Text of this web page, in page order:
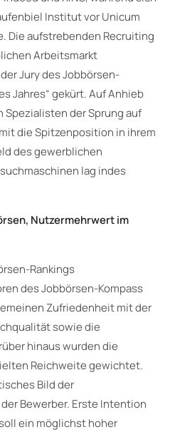
Institut vor Unicum
Die aufstrebenden Recruiting
Arbeitsmarkt
Jury des Jobbörsen-
Jahres“ gekürt. Auf Anhieb
Spezialisten der Sprung auf
die Spitzenposition in ihrem
des gewerblichen
lag indes
Nutzermehrwert im
Rankings
des Jobbörsen-Kompass
Zufriedenheit mit der
sowie die
hinaus wurden die
Reichweite gewichtet.
Bild der
Bewerber. Erste Intention
ein möglichst hoher